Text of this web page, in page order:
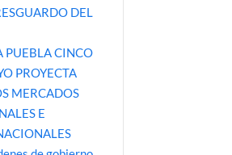
DEL
PUEBLA CINCO
PROYECTA
MERCADOS
E